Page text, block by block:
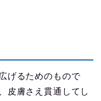
げるためのもので
皮膚さえ貫通してし